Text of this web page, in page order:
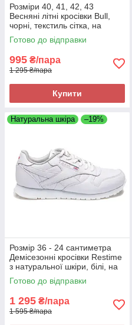
Розміри 40, 41, 42, 43
Весняні літні кросівки Bull,
чорні, текстиль сітка, на
підошві з піни, легкі та зручні
Готово до відправки
995 ₴/пара
1 295 ₴/пара
Купити
Натуральна шкіра –19%
Розмір 36 - 24 сантиметра
Демісезонні кросівки Restime
з натуральної шкіри, білі, на
підошві з піни
Готово до відправки
1 295 ₴/пара
1 595 ₴/пара